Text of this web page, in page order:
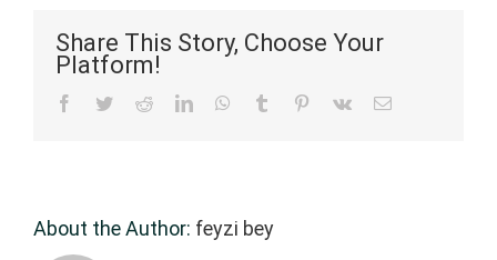
Share This Story, Choose Your
Platform!
Facebook
TwitterRedditLinkedInWhatsApp
Tumblr Pinterest
Vk Email
About the Author: feyzi bey